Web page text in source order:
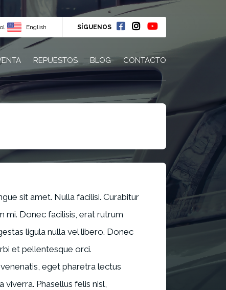
English SÍGUENOS
REPUESTOS BLOG CONTACTO
sit amet. Nulla facilisi. Curabitur
mi. Donec facilisis, erat rutrum
ligula nulla vel libero. Donec
et pellentesque orci.
eget pharetra lectus
viverra. Phasellus felis nisl,